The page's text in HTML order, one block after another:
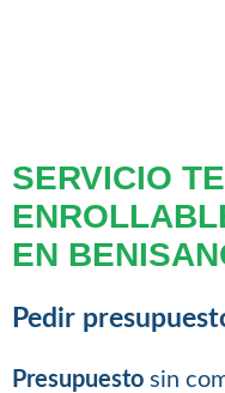
SERVICIO
EN
Pedir
Presupuestosin